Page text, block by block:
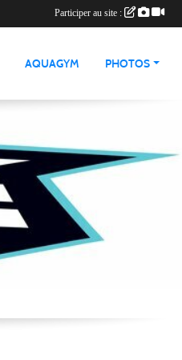
AQUAGYM PHOTOS
Participer au site :